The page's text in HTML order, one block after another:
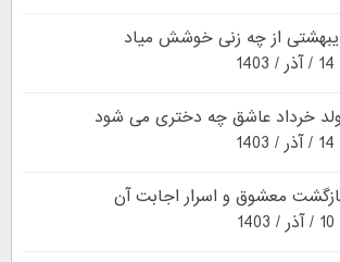
از چه زنی خوشش میاد
خرداد عاشق چه دختری می شود
معشوق و اسرار اجابت آن